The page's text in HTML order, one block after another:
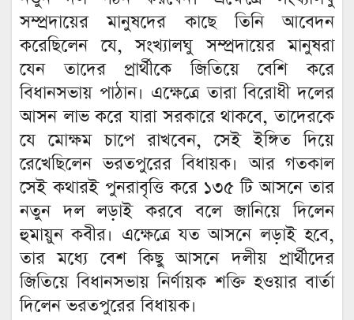
সম্প্রদায়ের মানুষদের কাছে তিনি আবেদন
করেছিলেন যে, সংখ্যালঘু সম্প্রদায়ের মানুষরা
যেন তাদের প্রার্থীকে জিতিয়ে বেশি করে
বিধানসভায় পাঠান। এক্ষেত্রে তারা বিরোধী দলের
আসন লাভ করে যারা সরকারে থাকবে, তাদেরকে
যে মোক্ষম চাপে রাখবেন, সেই ইঙ্গিত দিয়ে
রেখেছিলেন ভরতপুরের বিধায়ক। আর গতকাল
সেই কথারই পুনরাবৃত্তি করে ১৩৫ টি আসনে তার
নতুন দল লড়াই করবে বলে জানিয়ে দিলেন
হুমায়ুন কবীর। এক্ষেত্রে যত আসনে লড়াই হবে,
তার মধ্যে বেশ কিছু আসনে দলীয় প্রার্থীদের
জিতিয়ে বিধানসভায় নির্ণায়ক শক্তি হওয়ার বার্তা
দিলেন ভরতপুরের বিধায়ক।